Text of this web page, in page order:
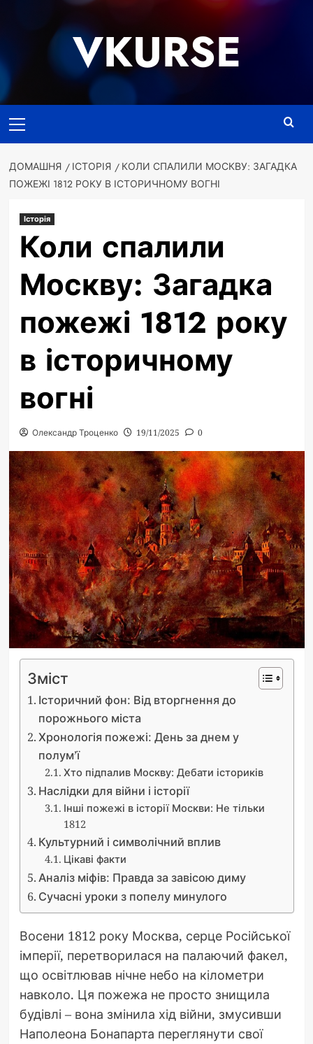
VKURSE
меню
ДОМАШНЯ ІСТОРІЯ
КОЛИ СПАЛИЛИ МОСКВУ: ЗАГАДКА
ПОЖЕЖІ 1812 РОКУ В ІСТОРИЧНОМУ ВОГНІ
Історія
Коли спалили
Москву: Загадка
пожежі 1812 року
в історичному
вогні
Олександр Троценко 19/11/2025 0
Зміст
Історичний фон: Від вторгнення до
порожнього міста
Хронологія пожежі: День за днем у
полум’ї
Хто підпалив Москву: Дебати істориків
Наслідки для війни і історії
Інші пожежі в історії Москви: Не тільки
1812
Культурний і символічний вплив
Цікаві факти
Аналіз міфів: Правда за завісою диму
Сучасні уроки з попелу минулого
Восени 1812 року Москва, серце Російської
імперії, перетворилася на палаючий факел,
що освітлював нічне небо на кілометри
навколо. Ця пожежа не просто знищила
будівлі – вона змінила хід війни, змусивши
Наполеона Бонапарта переглянути свої